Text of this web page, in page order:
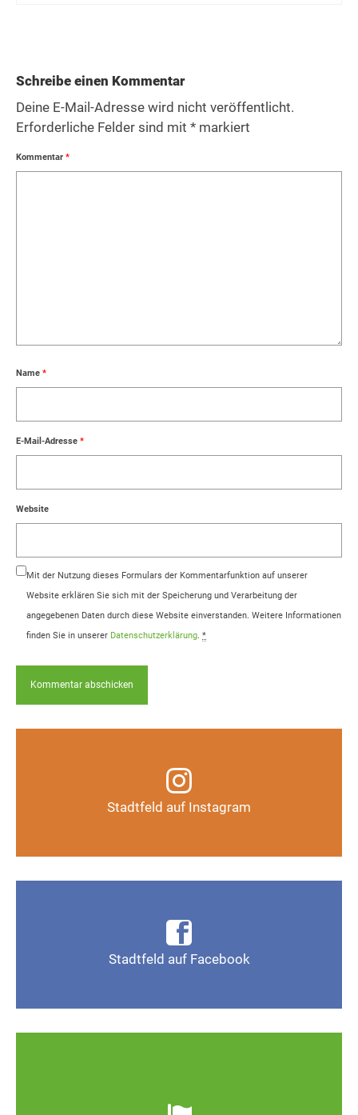
Schreibe einen Kommentar
Deine E-Mail-Adresse wird nicht veröffentlicht.
Erforderliche Felder sind mit * markiert
Kommentar *
Name *
E-Mail-Adresse *
Website
Mit der Nutzung dieses Formulars der Kommentarfunktion auf unserer
Website erklären Sie sich mit der Speicherung und Verarbeitung der
angegebenen Daten durch diese Website einverstanden. Weitere Informationen
finden Sie in unserer Datenschutzerklärung. *
Stadtfeld auf Instagram
Instagram-Kanal
Auf Instagram folgen
Stadtfeld auf Facebook
Seite Magdeburg-Stadtfeld
wild entsorgter Müll. Melden Sie Mängel, damit